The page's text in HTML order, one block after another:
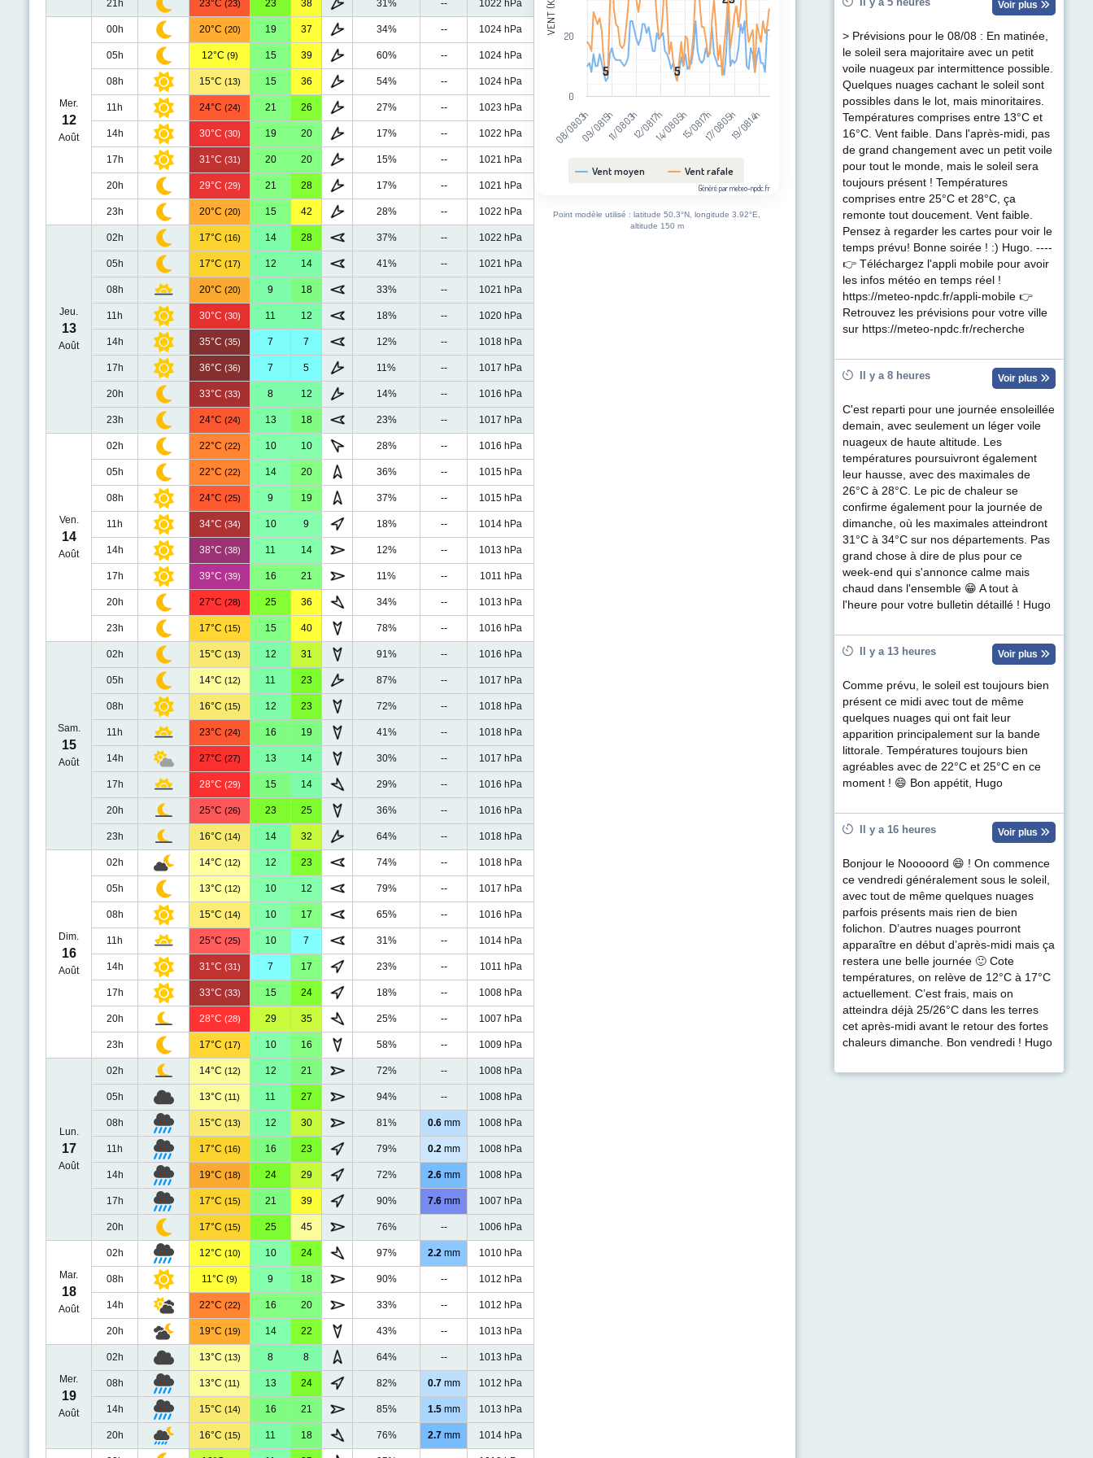
21h 23°C (23) 23 38 31% -- 1022 hPa
Mer.
12
Août
00h 20°C (20) 19 37 34% -- 1024 hPa
05h 12°C (9) 15 39 60% -- 1024 hPa
08h 15°C (13) 15 36 54% -- 1024 hPa
11h 24°C (24) 21 26 27% -- 1023 hPa
14h 30°C (30) 19 20 17% -- 1022 hPa
17h 31°C (31) 20 20 15% -- 1021 hPa
20h 29°C (29) 21 28 17% -- 1021 hPa
23h 20°C (20) 15 42 28% -- 1022 hPa
Jeu.
13
Août
02h 17°C (16) 14 28 37% -- 1022 hPa
05h 17°C (17) 12 14 41% -- 1021 hPa
08h 20°C (20) 9 18 33% -- 1021 hPa
11h 30°C (30) 11 12 18% -- 1020 hPa
14h 35°C (35) 7 7 12% -- 1018 hPa
17h 36°C (36) 7 5 11% -- 1017 hPa
20h 33°C (33) 8 12 14% -- 1016 hPa
23h 24°C (24) 13 18 23% -- 1017 hPa
Ven.
14
Août
02h 22°C (22) 10 10 28% -- 1016 hPa
05h 22°C (22) 14 20 36% -- 1015 hPa
08h 24°C (25) 9 19 37% -- 1015 hPa
11h 34°C (34) 10 9 18% -- 1014 hPa
14h 38°C (38) 11 14 12% -- 1013 hPa
17h 39°C (39) 16 21 11% -- 1011 hPa
20h 27°C (28) 25 36 34% -- 1013 hPa
23h 17°C (15) 15 40 78% -- 1016 hPa
Sam.
15
Août
02h 15°C (13) 12 31 91% -- 1016 hPa
05h 14°C (12) 11 23 87% -- 1017 hPa
08h 16°C (15) 12 23 72% -- 1018 hPa
11h 23°C (24) 16 19 41% -- 1018 hPa
14h 27°C (27) 13 14 30% -- 1017 hPa
17h 28°C (29) 15 14 29% -- 1016 hPa
20h 25°C (26) 23 25 36% -- 1016 hPa
23h 16°C (14) 14 32 64% -- 1018 hPa
Dim.
16
Août
02h 14°C (12) 12 23 74% -- 1018 hPa
05h 13°C (12) 10 12 79% -- 1017 hPa
08h 15°C (14) 10 17 65% -- 1016 hPa
11h 25°C (25) 10 7 31% -- 1014 hPa
14h 31°C (31) 7 17 23% -- 1011 hPa
17h 33°C (33) 15 24 18% -- 1008 hPa
20h 28°C (28) 29 35 25% -- 1007 hPa
23h 17°C (17) 10 16 58% -- 1009 hPa
Lun.
17
Août
02h 14°C (12) 12 21 72% -- 1008 hPa
05h 13°C (11) 11 27 94% -- 1008 hPa
08h 15°C (13) 12 30 81% 0.6mm 1008 hPa
11h 17°C (16) 16 23 79% 0.2mm 1008 hPa
14h 19°C (18) 24 29 72% 2.6mm 1008 hPa
17h 17°C (15) 21 39 90% 7.6mm 1007 hPa
20h 17°C (15) 25 45 76% -- 1006 hPa
Mar.
18
Août
02h 12°C (10) 10 24 97% 2.2mm 1010 hPa
08h 11°C (9) 9 18 90% -- 1012 hPa
14h 22°C (22) 16 20 33% -- 1012 hPa
20h 19°C (19) 14 22 43% -- 1013 hPa
Mer.
19
Août
02h 13°C (13) 8 8 64% -- 1013 hPa
08h 13°C (11) 13 24 82% 0.7mm 1012 hPa
14h 15°C (14) 16 21 85% 1.5mm 1013 hPa
20h 16°C (15) 11 18 76% 2.7mm 1014 hPa
5
5 5
5
Vent moyen Vent rafale
08/08 03h09/08 15h11/08 03h12/08 17h14/08 05h15/08 17h17/08 05h19/08 14h
0
20
Généré par meteo-npdc.fr
Point modèle utilisé : latitude 50.3°N, longitude 3.92°E,
altitude 150 m
Voir plus
> Prévisions pour le 08/08 : En matinée,
le soleil sera majoritaire avec un petit
voile nuageux par intermittence possible.
Quelques nuages cachant le soleil sont
possibles dans le lot, mais minoritaires.
Températures comprises entre 13°C et
16°C. Vent faible. Dans l'après-midi, pas
de grand changement avec un petit voile
pour tout le monde, mais le soleil sera
toujours présent ! Températures
comprises entre 25°C et 28°C, ça
remonte tout doucement. Vent faible.
Pensez à regarder les cartes pour voir le
temps prévu! Bonne soirée ! :) Hugo. ----
👉 Téléchargez l'appli mobile pour avoir
les infos météo en temps réel !
https://meteo-npdc.fr/appli-mobile 👉
Retrouvez les prévisions pour votre ville
sur https://meteo-npdc.fr/recherche
Il y a 8 heures Voir plus
C'est reparti pour une journée ensoleillée
demain, avec seulement un léger voile
nuageux de haute altitude. Les
températures poursuivront également
leur hausse, avec des maximales de
26°C à 28°C. Le pic de chaleur se
confirme également pour la journée de
dimanche, où les maximales atteindront
31°C à 34°C sur nos départements. Pas
grand chose à dire de plus pour ce
week-end qui s'annonce calme mais
chaud dans l'ensemble 😁 A tout à
l'heure pour votre bulletin détaillé ! Hugo
Il y a 13 heures Voir plus
Comme prévu, le soleil est toujours bien
présent ce midi avec tout de même
quelques nuages qui ont fait leur
apparition principalement sur la bande
littorale. Températures toujours bien
agréables avec de 22°C et 25°C en ce
moment ! 😄 Bon appétit, Hugo
Il y a 16 heures Voir plus
Bonjour le Nooooord 😄 ! On commence
ce vendredi généralement sous le soleil,
avec tout de même quelques nuages
parfois présents mais rien de bien
folichon. D’autres nuages pourront
apparaître en début d’après-midi mais ça
restera une belle journée 🙂 Cote
températures, on relève de 12°C à 17°C
actuellement. C’est frais, mais on
atteindra déjà 25/26°C dans les terres
cet après-midi avant le retour des fortes
chaleurs dimanche. Bon vendredi ! Hugo